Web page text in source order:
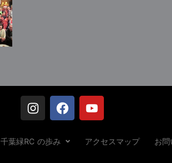
千葉緑RC の歩み アクセスマップ お